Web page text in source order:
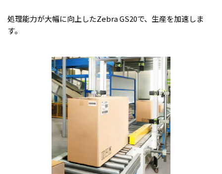
処理能力が大幅に向上したZebra GS20で、生産を加速しま
す。